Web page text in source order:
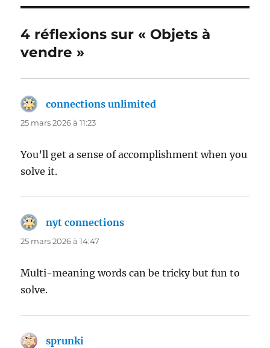
4 réflexions sur « Objets à
vendre »
connections unlimited
25 mars 2026 à 11:23
You’ll get a sense of accomplishment when you
solve it.
nyt connections
25 mars 2026 à 14:47
Multi-meaning words can be tricky but fun to
solve.
sprunki